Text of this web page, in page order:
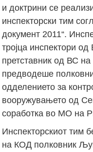
и доктрини се
инспекторски тим
документ 2011“.
тројца инспектори
претставник од ВС
предводеше
одделението за
вооружувањето од
соработка во МО на
Инспекторскиот тим
на КОД полковник